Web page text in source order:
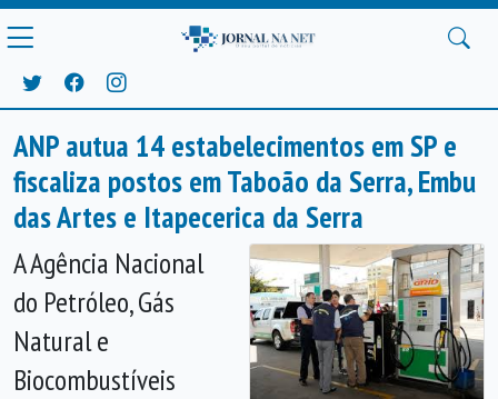
ANP autua 14 estabelecimentos em SP e
fiscaliza postos em Taboão da Serra, Embu
das Artes e Itapecerica da Serra
A Agência Nacional
do Petróleo, Gás
Natural e
Biocombustíveis